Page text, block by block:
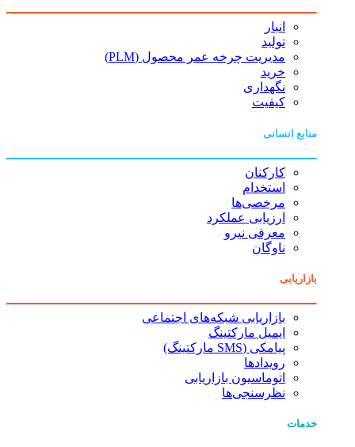
انبار
تولید
مدیریت چرخه عمر محصول (PLM)
خرید
نگهداری
کیفیت
منابع انسانی
کارکنان
استخدام
مرخصی‌ها
ارزیابی عملکرد
معرفی نیرو
ناوگان
بازاریابی
بازاریابی شبکه‌های اجتماعی
ایمیل مارکتینگ
پیامکی (SMS مارکتینگ)
رویدادها
اتوماسیون بازاریابی
نظرسنجی‌ها